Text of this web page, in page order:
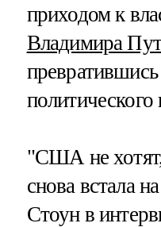
приходом к
Владимира
политического
"США не
снова встала
Стоун в